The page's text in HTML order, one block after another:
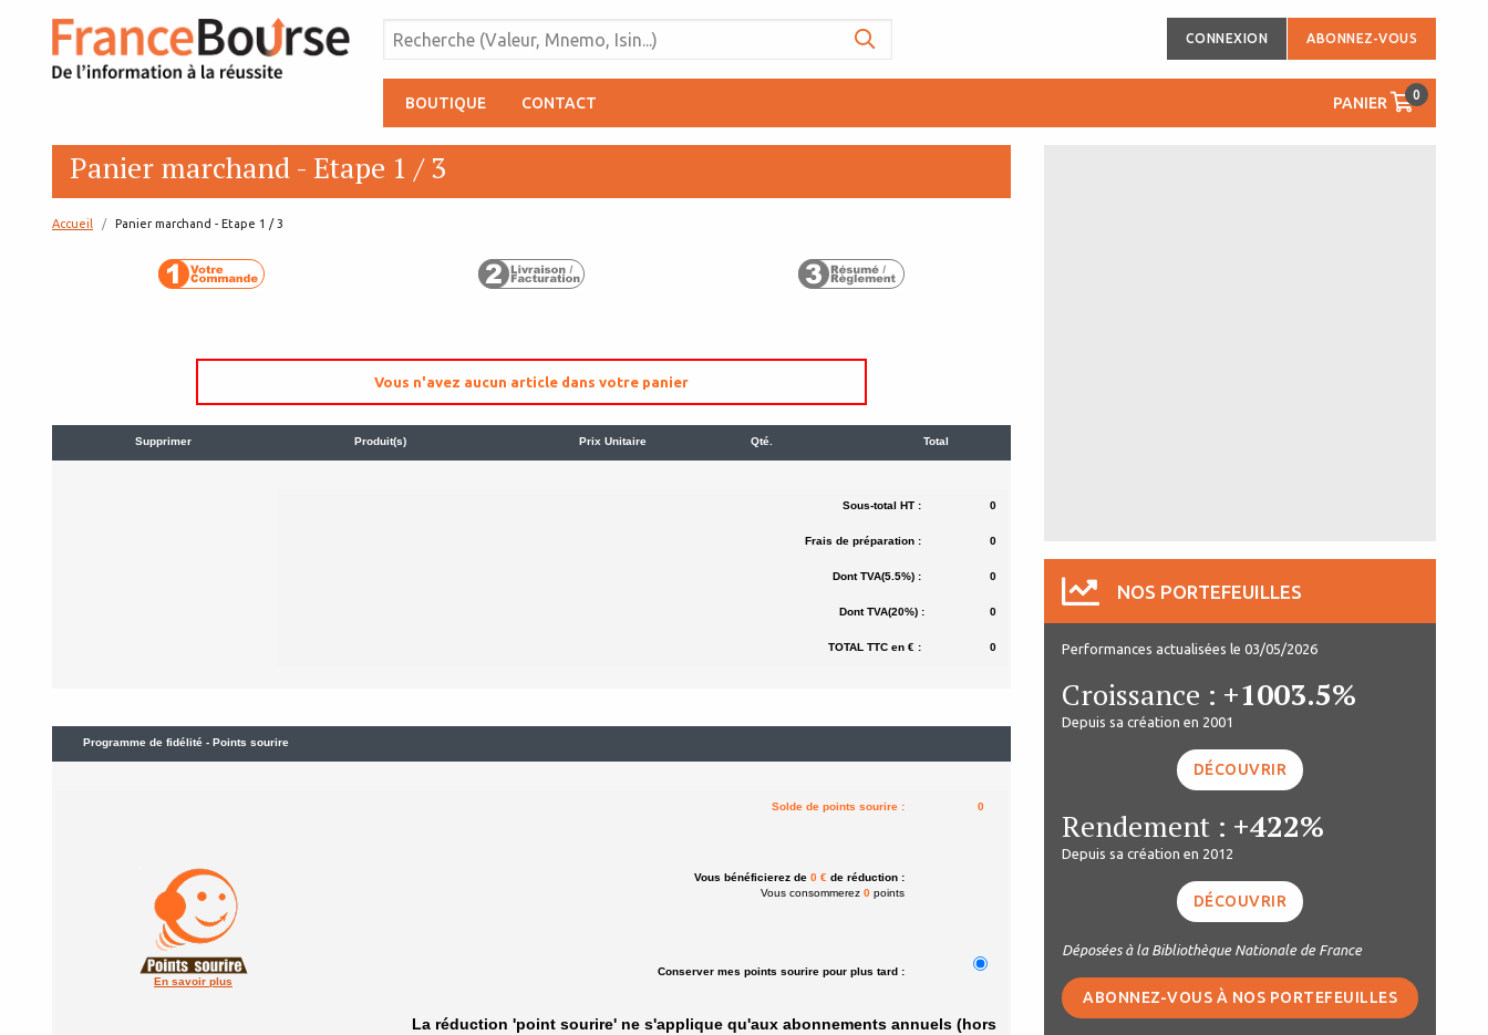
CONNEXION ABONNEZ-VOUS
BOUTIQUE CONTACT PANIER 0
Panier marchand - Etape 1 / 3
Accueil page:
Panier marchand - Etape 1 / 3
Vous n'avez aucun article dans votre panier
Supprimer Produit(s) Prix Unitaire Qté. Total
Sous-total HT : 0
Frais de préparation : 0
Dont TVA(5.5%) : 0
Dont TVA(20%) : 0
TOTAL TTC en € : 0
Programme de fidélité - Points sourire
En savoir plus
Solde de points sourire : 0
Vous bénéficierez de 0 € de réduction :
Vous consommerez 0 points
Conserver mes points sourire pour plus tard :
La réduction 'point sourire' ne s'applique qu'aux abonnements annuels (hors
NOS PORTEFEUILLES
Performances actualisées le 03/05/2026
Croissance : +1003.5%
Depuis sa création en 2001
DÉCOUVRIR
Rendement : +422%
Depuis sa création en 2012
DÉCOUVRIR
Déposées à la Bibliothèque Nationale de France
ABONNEZ-VOUS À NOS PORTEFEUILLES